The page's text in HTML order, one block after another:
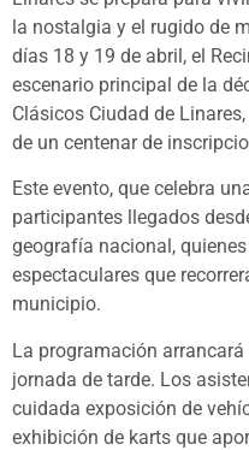
la nostalgia y el rugido de
días 18 y 19 de abril, el
escenario principal de la
Clásicos Ciudad de
de un centenar de
Este evento, que celebra
participantes llegados
geografía nacional,
espectaculares que
municipio.
La programación
jornada de tarde. Los
cuidada exposición de
exhibición de karts que